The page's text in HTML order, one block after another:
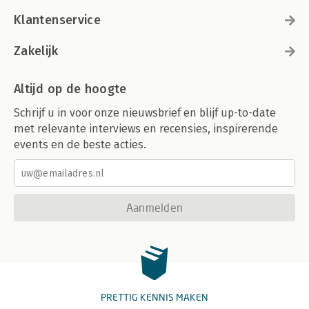
Klantenservice
Zakelijk
Altijd op de hoogte
Schrijf u in voor onze nieuwsbrief en blijf up-to-date
met relevante interviews en recensies, inspirerende
events en de beste acties.
Aanmelden
PRETTIG KENNIS MAKEN